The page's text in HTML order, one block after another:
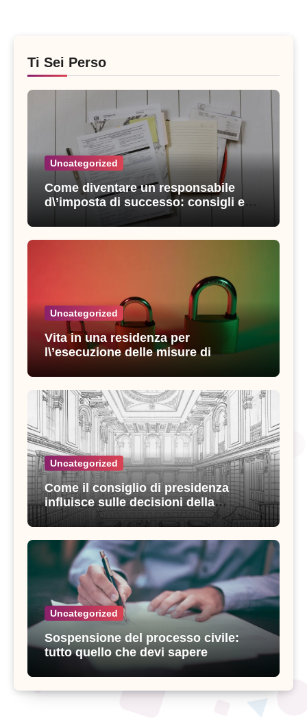
Ti Sei Perso
Uncategorized
Come diventare un responsabile
d\’imposta di successo: consigli e
strategie vincenti
Uncategorized
Vita in una residenza per
l\’esecuzione delle misure di
Uncategorized
Come il consiglio di presidenza
influisce sulle decisioni della
giustizia amministrativa
Uncategorized
Sospensione del processo civile:
tutto quello che devi sapere